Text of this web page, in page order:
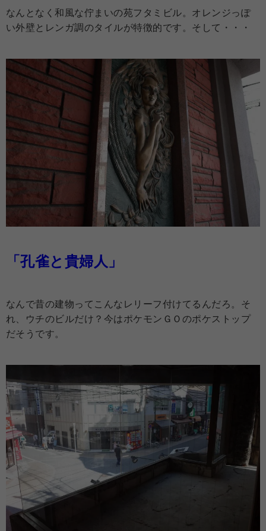
なんとなく和風な佇まいの苑フタミビル。オレンジっぽ
い外壁とレンガ調のタイルが特徴的です。そして・・・
「孔雀と貴婦人」
なんで昔の建物ってこんなレリーフ付けてるんだろ。そ
れ、ウチのビルだけ？今はポケモンＧＯのポケストップ
だそうです。